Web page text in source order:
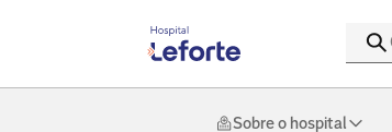
Sobre o hospital